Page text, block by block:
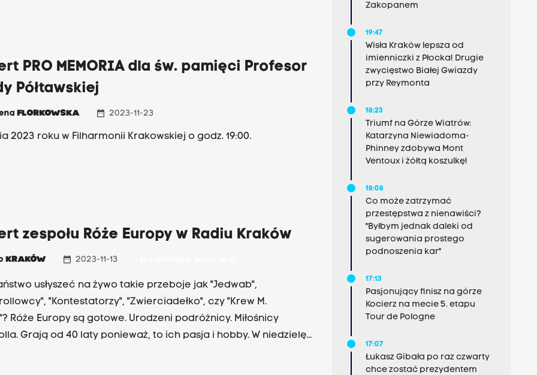
PRO MEMORIA dla św. pamięci Profesor
Półtawskiej
FLORKOWSKA date_range 2023-11-23
2023 roku w Filharmonii Krakowskiej o godz. 19:00.
zespołu Róże Europy w Radiu Kraków
KRAKÓW date_range 2023-11-13
usłyszeć na żywo takie przeboje jak "Jedwab",
"Kontestatorzy", "Zwierciadełko", czy "Krew M.
Róże Europy są gotowe. Urodzeni podróżnicy. Miłośnicy
Grają od 40 laty ponieważ, to ich pasja i hobby. W niedzielę
Zakopanem
19:47
Wisła Kraków lepsza od
imienniczki z Płocka! Drugie
zwycięstwo Białej Gwiazdy
przy Reymonta
18:23
Triumf na Górze Wiatrów:
Katarzyna Niewiadoma-
Phinney zdobywa Mont
Ventoux i żółtą koszulkę!
18:08
Co może zatrzymać
przestępstwa z nienawiści?
"Byłbym jednak daleki od
sugerowania prostego
podnoszenia kar"
17:13
Pasjonujący finisz na górze
Kocierz na mecie 5. etapu
Tour de Pologne
17:07
Łukasz Gibała po raz czwarty
chce zostać prezydentem